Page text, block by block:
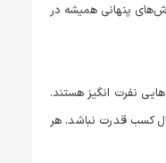
پنهانی همیشه در
نفرت انگیز هستند.
کسب قدرت نباشد. هر